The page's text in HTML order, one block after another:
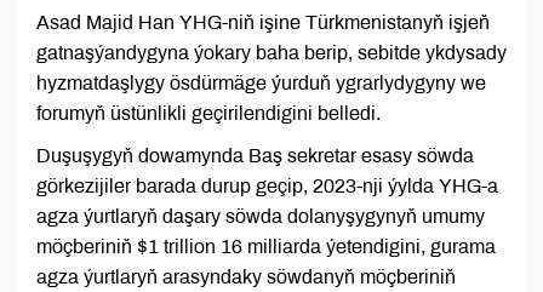
Asad Majid Han YHG-niň işine Türkmenistanyň işjeň
gatnaşýandygyna ýokary baha berip, sebitde ykdysady
hyzmatdaşlygy ösdürmäge ýurduň ygrarlydygyny we
forumyň üstünlikli geçirilendigini belledi.
Duşuşygyň dowamynda Baş sekretar esasy söwda
görkezijiler barada durup geçip, 2023-nji ýylda YHG-a
agza ýurtlaryň daşary söwda dolanyşygynyň umumy
möçberiniň $1 trillion 16 milliarda ýetendigini, gurama
agza ýurtlaryň arasyndaky söwdanyň möçberiniň